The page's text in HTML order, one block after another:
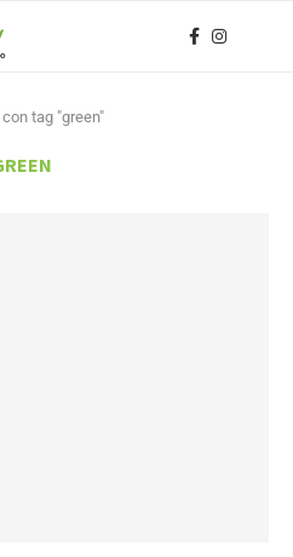
tag "green"